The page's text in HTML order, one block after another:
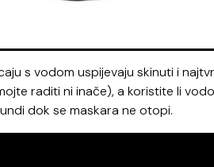
s vodom uspijevaju skinuti i
raditi ni inače), a koristite li
dok se maskara ne otopi.